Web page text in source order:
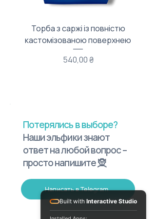
Торба з саржі із повністю
кастомізованою поверхнею
Цена
540,00 ₴
Потерялись в выборе?
Наши эльфики знают
ответ на любой вопрос –
просто напишите 🧝
Написать в Telegram
Built with Interactive Studio